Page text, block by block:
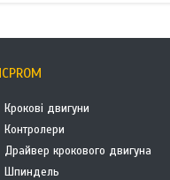
Крокові двигуни
Контролери
Драйвер крокового двигуна
Шпиндель